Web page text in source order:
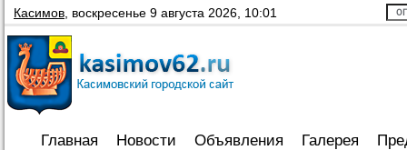
Касимов воскресенье 9 августа 2026, 10:01
Главная Новости Объявления Галерея